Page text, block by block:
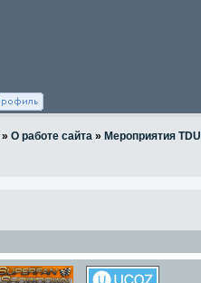
» О работе сайта » Мероприятия